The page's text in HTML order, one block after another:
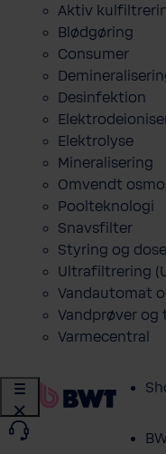
Aktiv
Blødgøring
Consumer
Desinfektion
Elektrolyse
Mineralisering
Omvendt
Poolteknologi
Snavsfilter
Styring og
Ultrafiltrering
Vandautomat
Vandprøver
Varmecentral